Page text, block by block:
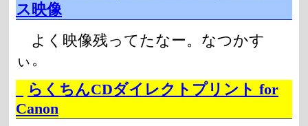
ス映像
よく映像残ってたなー。なつかす
ぃ。
らくちんCDダイレクトプリント for
Canon